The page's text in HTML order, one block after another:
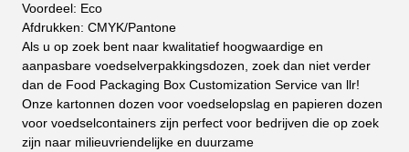
Voordeel: Eco
Afdrukken: CMYK/Pantone
Als u op zoek bent naar kwalitatief hoogwaardige en
aanpasbare voedselverpakkingsdozen, zoek dan niet verder
dan de Food Packaging Box Customization Service van llr!
Onze kartonnen dozen voor voedselopslag en papieren dozen
voor voedselcontainers zijn perfect voor bedrijven die op zoek
zijn naar milieuvriendelijke en duurzame